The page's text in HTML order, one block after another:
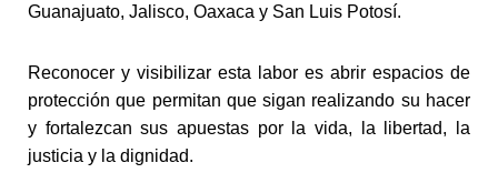
Guanajuato, Jalisco, Oaxaca y San Luis Potosí.
Reconocer y visibilizar esta labor es abrir espacios de
protección que permitan que sigan realizando su hacer
y fortalezcan sus apuestas por la vida, la libertad, la
justicia y la dignidad.